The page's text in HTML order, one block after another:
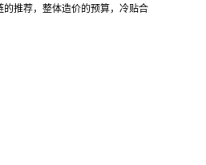
的推荐，整体造价的预算，冷贴合